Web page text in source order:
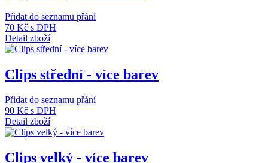
Přidat do seznamu přání
70 Kč s DPH
Detail zboží
Clips střední - více barev
Přidat do seznamu přání
90 Kč s DPH
Detail zboží
Clips velký - více barev